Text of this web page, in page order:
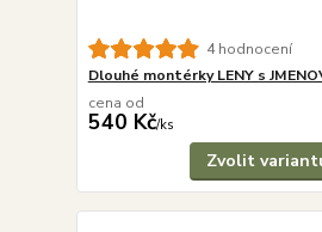
4 hodnocení
Dlouhé montérky LENY s
cena od
540 Kč/ks
Zvolit